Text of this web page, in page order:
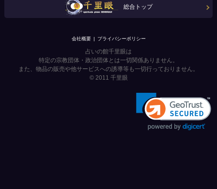
総合トップ
会社概要 プライバシーポリシー
占いの館千里眼は
特定の宗教団体・政治団体とは一切関係ありません。
また、物品の販売や他サービスへの誘導等も一切行っておりません。
© 2011 千里眼